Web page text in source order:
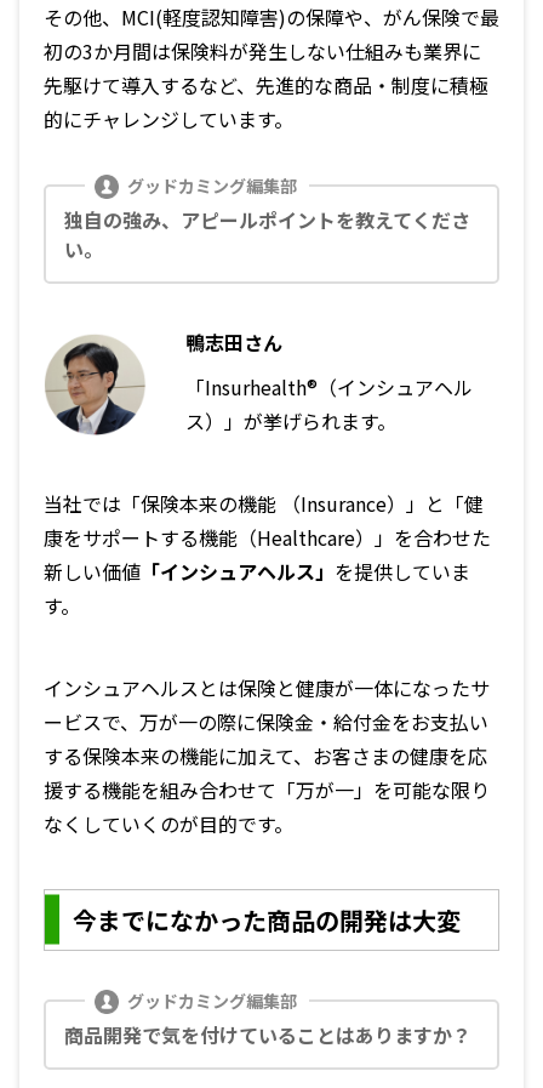
その他、MCI(軽度認知障害)の保障や、がん保険で最
初の3か月間は保険料が発生しない仕組みも業界に
先駆けて導入するなど、先進的な商品・制度に積極
的にチャレンジしています。
独自の強み、アピールポイントを教えてくださ
い。
鴨志田さん
「Insurhealth®（インシュアヘル
ス）」が挙げられます。
当社では「保険本来の機能 （Insurance）」と「健
康をサポートする機能（Healthcare）」を合わせた
新しい価値 「インシュアヘルス」 を提供していま
す。
インシュアヘルスとは保険と健康が一体になったサ
ービスで、万が一の際に保険金・給付金をお支払い
する保険本来の機能に加えて、お客さまの健康を応
援する機能を組み合わせて「万が一」を可能な限り
なくしていくのが目的です。
今までになかった商品の開発は大変
商品開発で気を付けていることはありますか？